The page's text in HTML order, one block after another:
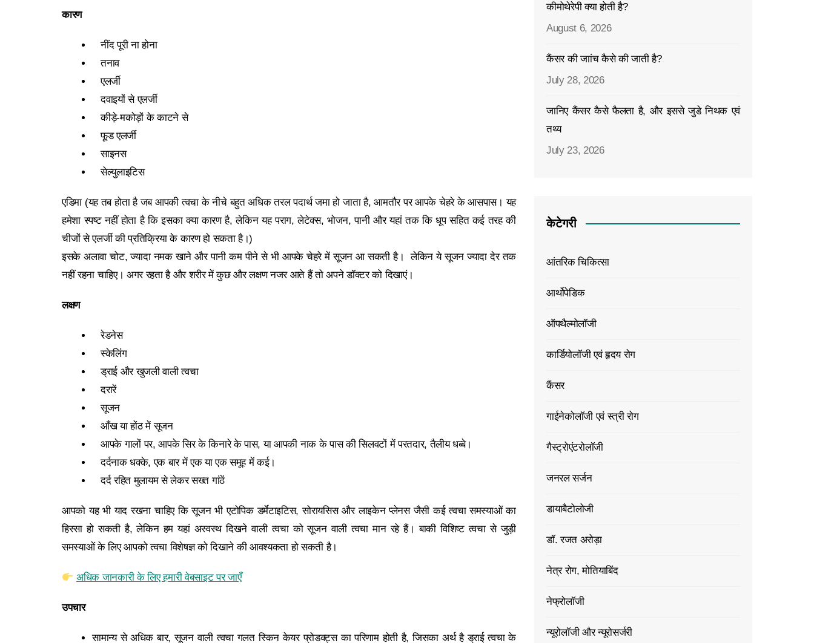
कारण
नींद पूरी ना होना
तनाव
एलर्जी
दवाइयों से एलर्जी
कीड़े-मकोड़ों के काटने से
फूड एलर्जी
साइनस
सेल्युलाइटिस
एडिमा (यह तब होता है जब आपकी त्वचा के नीचे बहुत अधिक तरल पदार्थ जमा हो जाता है, आमतौर पर आपके चेहरे के आसपास। यह
हमेशा स्पष्ट नहीं होता है कि इसका क्या कारण है, लेकिन यह पराग, लेटेक्स, भोजन, पानी और यहां तक कि धूप सहित कई तरह की
चीजों से एलर्जी की प्रतिक्रिया के कारण हो सकता है।)
इसके अलावा चोट, ज्यादा नमक खाने और पानी कम पीने से भी आपके चेहरे में सूजन आ सकती है। लेकिन ये सूजन ज्यादा देर तक
नहीं रहना चाहिए। अगर रहता है और शरीर में कुछ और लक्षण नजर आते हैं तो अपने डॉक्टर को दिखाएं।
लक्षण
रेडनेस
स्केलिंग
ड्राई और खुजली वाली त्वचा
दरारें
सूजन
आँख या होंठ में सूजन
आपके गालों पर, आपके सिर के किनारे के पास, या आपकी नाक के पास की सिलवटों में परतदार, तैलीय धब्बे।
दर्दनाक धक्के, एक बार में एक या एक समूह में कई।
दर्द रहित मुलायम से लेकर सख्त गांठें
आपको यह भी याद रखना चाहिए कि सूजन भी एटोपिक डर्मेटाइटिस, सोरायसिस और लाइकेन प्लेनस जैसी कई त्वचा समस्‍याओं का
हिस्सा हो सकती है, लेकिन हम यहां अस्वस्थ दिखने वाली त्वचा को सूजन वाली त्वचा मान रहे हैं। बाकी विशिष्ट त्वचा से जुड़ी
समस्‍याओं के लिए आपको त्वचा विशेषज्ञ को दिखाने की आवश्यकता हो सकती है।
अधिक जानकारी के लिए हमारी वेबसाइट पर जाएँ
उपचार
सामान्य से अधिक बार, सूजन वाली त्वचा गलत स्किन केयर प्रोडक्‍ट्स का परिणाम होती है, जिसका अर्थ है ड्राई त्वचा के
कीमोथेरेपी क्या होती है?
August 6, 2026
कैंसर की जाांच कैसे की जाती है?
July 28, 2026
जानिए कैंसर कैसे फैलता है, और इससे जुडे निथक एवं
तथ्य
July 23, 2026
केटेगरी
आंतरिक चिकित्सा
आर्थोपेडिक
ऑपथैल्मोलॉजी
कार्डियोलॉजी एवं हृदय रोग
कैंसर
गाईनेकोलॉजी एवं स्त्री रोग
गैस्ट्रोएंटरोलॉजी
जनरल सर्जन
डायाबैटोलोजी
डॉ. रजत अरोड़ा
नेत्र रोग, मोतियाबिंद
नेफ्रोलॉजी
न्यूरोलॉजी और न्यूरोसर्जरी